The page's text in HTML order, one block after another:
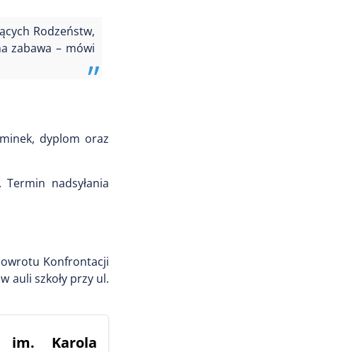
Rodzeństw,
zabawa – mówi
dyplom oraz
Termin nadsyłania
Konfrontacji
auli szkoły przy ul.
im. Karola